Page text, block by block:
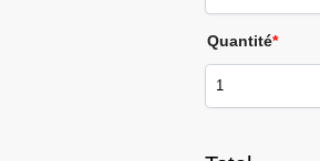
Quantité*